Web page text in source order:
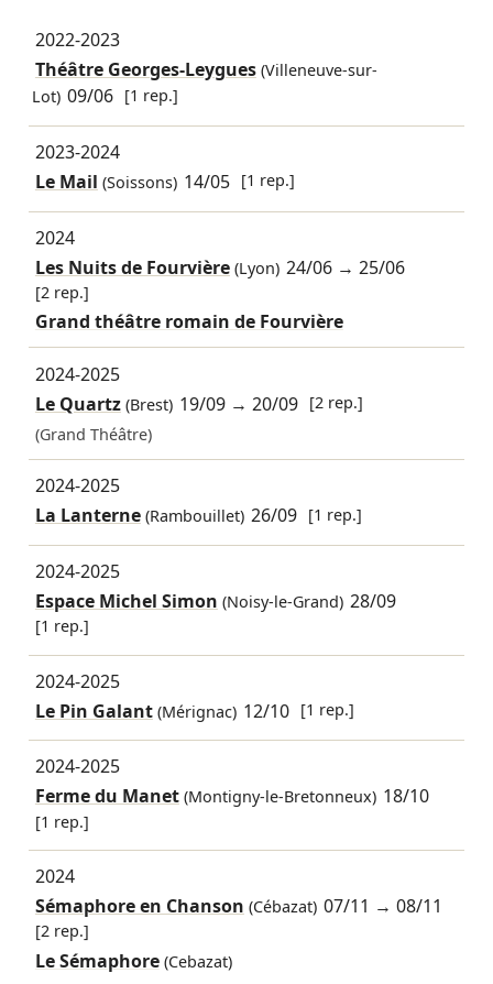
2022-2023
Théâtre Georges-Leygues(Villeneuve-sur-
Lot) 09/06 [1 rep.]
2023-2024
Le Mail (Soissons) 14/05 [1 rep.]
2024
Les Nuits de Fourvière(Lyon) 24/06 →25/06
[2 rep.]
Grand théâtre romain de Fourvière
2024-2025
Le Quartz(Brest) 19/09 →20/09 [2 rep.]
(Grand Théâtre)
2024-2025
La Lanterne(Rambouillet) 26/09 [1 rep.]
2024-2025
Espace Michel Simon (Noisy-le-Grand) 28/09
[1 rep.]
2024-2025
Le Pin Galant(Mérignac) 12/10 [1 rep.]
2024-2025
Ferme du Manet(Montigny-le-Bretonneux) 18/10
[1 rep.]
2024
Sémaphore en Chanson (Cébazat) 07/11 →08/11
[2 rep.]
Le Sémaphore (Cebazat)